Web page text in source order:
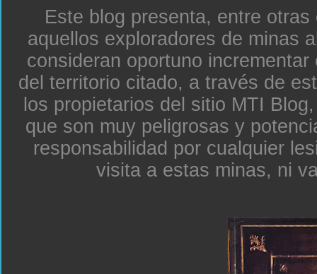
Este blog presenta, entre
aquellos exploradores de minas
consideran oportuno
del territorio citado, a través de
los propietarios del sitio MTI
que son muy peligrosas y
responsabilidad por cualquier
visita a estas minas, ni